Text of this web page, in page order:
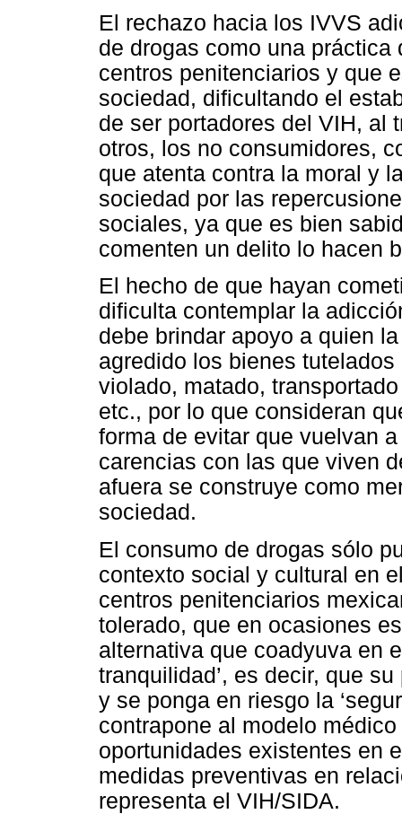
El rechazo hacia los IVVS
de drogas como una
centros penitenciarios y que
sociedad, dificultando el
de ser portadores del VIH, al
otros, los no consumidores,
que atenta contra la moral y
sociedad por las
sociales, ya que es bien
comenten un delito lo hacen
El hecho de que hayan
dificulta contemplar la
debe brindar apoyo a quien
agredido los bienes
violado, matado,
etc., por lo que consideran
forma de evitar que vuelvan
carencias con las que viven
afuera se construye como
sociedad.
El consumo de drogas sólo
contexto social y cultural en
centros penitenciarios
tolerado, que en ocasiones
alternativa que coadyuva en
tranquilidad’, es decir, que
y se ponga en riesgo la
contrapone al modelo
oportunidades existentes en
medidas preventivas en
representa el VIH/SIDA.